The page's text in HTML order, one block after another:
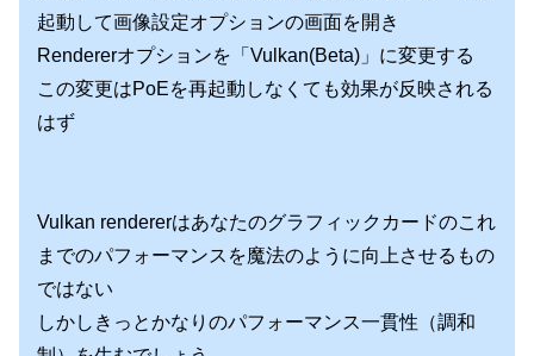
起動して画像設定オプションの画面を開き
Rendererオプションを「Vulkan(Beta)」に変更する
この変更はPoEを再起動しなくても効果が反映される
はず
Vulkan rendererはあなたのグラフィックカードのこれ
までのパフォーマンスを魔法のように向上させるもの
ではない
しかしきっとかなりのパフォーマンス一貫性（調和